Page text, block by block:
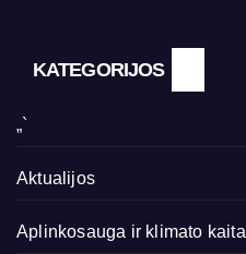
KATEGORIJOS
„`
Aktualijos
Aplinkosauga ir klimato kaita